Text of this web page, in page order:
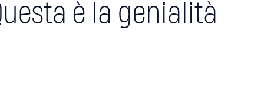
è la genialità